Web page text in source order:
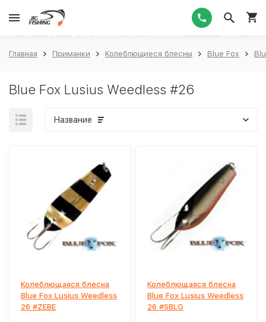
Главная Приманки Колеблющиеся блесны Blue Fox
Blue Fox Lusius Weedless #26
Название
Колеблющаяся блесна
Blue Fox Lusius Weedless
26 #ZEBE
Колеблющаяся блесна
Blue Fox Lusius Weedless
26 #SBLG